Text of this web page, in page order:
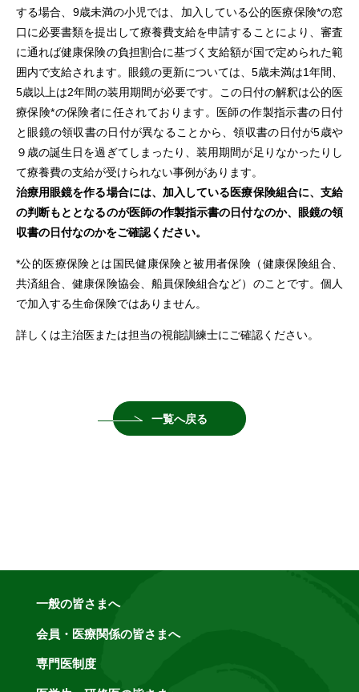
する場合、9歳未満の小児では、加入している公的医療保険*の窓
口に必要書類を提出して療養費支給を申請することにより、審査
に通れば健康保険の負担割合に基づく支給額が国で定められた範
囲内で支給されます。眼鏡の更新については、5歳未満は1年間、
5歳以上は2年間の装用期間が必要です。この日付の解釈は公的医
療保険*の保険者に任されております。医師の作製指示書の日付
と眼鏡の領収書の日付が異なることから、領収書の日付が5歳や
９歳の誕生日を過ぎてしまったり、装用期間が足りなかったりし
て療養費の支給が受けられない事例があります。
治療用眼鏡を作る場合には、加入している医療保険組合に、支給
の判断もととなるのが医師の作製指示書の日付なのか、眼鏡の領
収書の日付なのかをご確認ください。
*公的医療保険とは国民健康保険と被用者保険（健康保険組合、
共済組合、健康保険協会、船員保険組合など）のことです。個人
で加入する生命保険ではありません。
詳しくは主治医または担当の視能訓練士にご確認ください。
一覧へ戻る
一般の皆さまへ
会員・医療関係の皆さまへ
専門医制度